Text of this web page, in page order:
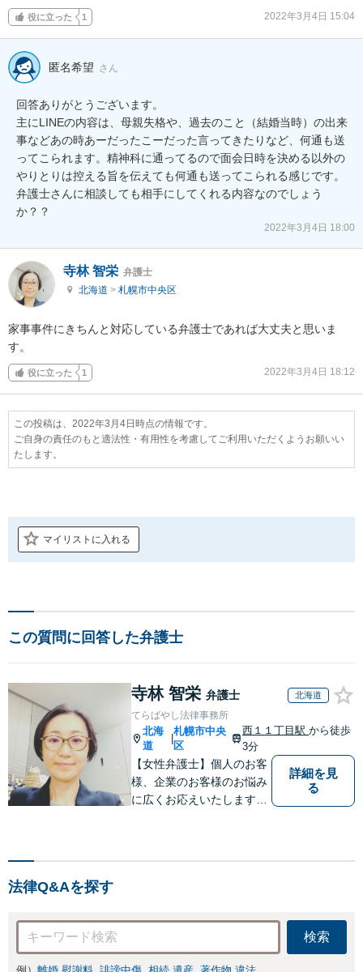
役に立った 1 2022年3月4日 15:04
匿名希望 さん
回答ありがとうございます。
主にLINEの内容は、母親失格や、過去のこと（結婚当時）の出来
事などあの時あーだったこーだった言ってきたりなど、何通も送
ってこられます。精神科に通ってるので面会日時を決める以外の
やりとりは控える旨を伝えても何通も送ってこられる感じです。
弁護士さんに相談しても相手にしてくれる内容なのでしょう
か？？
2022年3月4日 18:00
寺林 智栄 弁護士
北海道 > 札幌市中央区
家事事件にきちんと対応している弁護士であれば大丈夫と思いま
す。
役に立った 1 2022年3月4日 18:12
この投稿は、2022年3月4日時点の情報です。
ご自身の責任のもと適法性・有用性を考慮してご利用いただくようお願いい
たします。
マイリストに入れる
この質問に回答した弁護士
寺林 智栄 弁護士 北海道
てらばやし法律事務所
北海
道
|
札幌市中央
区
西１１丁目駅から徒歩
3分
【女性弁護士】個人のお客
様、企業のお客様のお悩み
に広くお応えいたします。
詳細を見
る
法律Q&Aを探す
検索
例） 離婚 慰謝料 誹謗中傷 相続 遺産 著作物 違法